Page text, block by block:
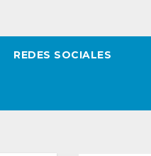
REDES SOCIALES